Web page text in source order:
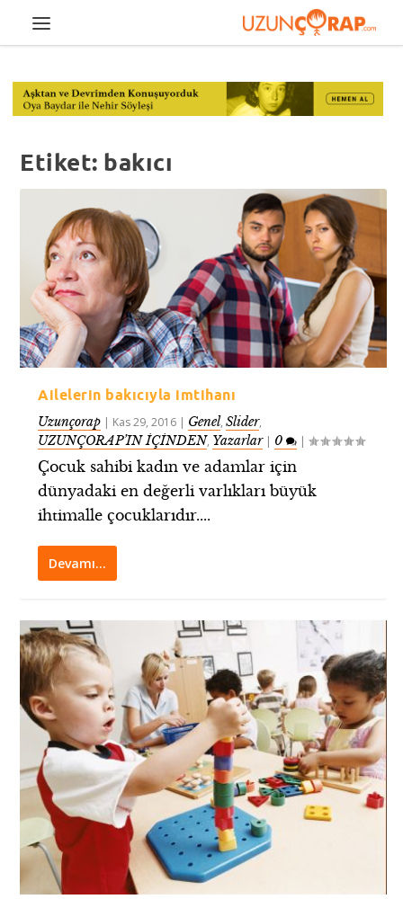
Etiket: bakıcı
Ailelerin bakıcıyla imtihanı
Uzunçorap | Kas 29, 2016 | Genel,Slider,
UZUNÇORAP’IN İÇİNDEN, Yazarlar| 0 |
Çocuk sahibi kadın ve adamlar için
dünyadaki en değerli varlıkları büyük
ihtimalle çocuklarıdır....
Devamı…